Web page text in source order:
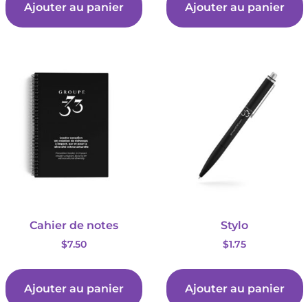
Ajouter au panier Ajouter au panier
Cahier de notes
$7.50
Ajouter au panier
Stylo
$1.75
Ajouter au panier